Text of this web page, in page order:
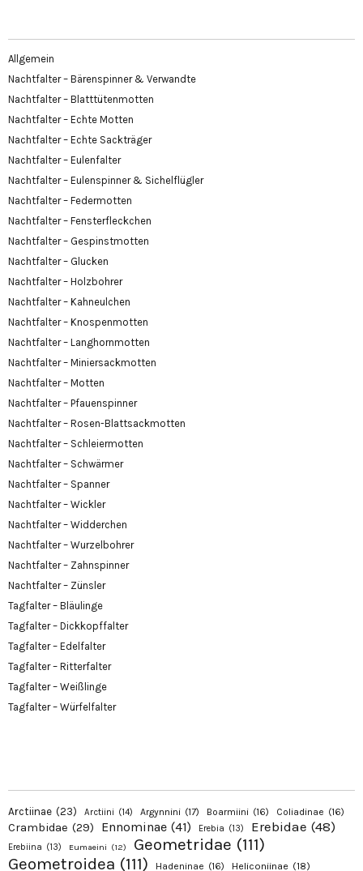
Allgemein
Nachtfalter – Bärenspinner & Verwandte
Nachtfalter – Blatttütenmotten
Nachtfalter – Echte Motten
Nachtfalter – Echte Sackträger
Nachtfalter – Eulenfalter
Nachtfalter – Eulenspinner & Sichelflügler
Nachtfalter – Federmotten
Nachtfalter – Fensterfleckchen
Nachtfalter – Gespinstmotten
Nachtfalter – Glucken
Nachtfalter – Holzbohrer
Nachtfalter – Kahneulchen
Nachtfalter – Knospenmotten
Nachtfalter – Langhornmotten
Nachtfalter – Miniersackmotten
Nachtfalter – Motten
Nachtfalter – Pfauenspinner
Nachtfalter – Rosen-Blattsackmotten
Nachtfalter – Schleiermotten
Nachtfalter – Schwärmer
Nachtfalter – Spanner
Nachtfalter – Wickler
Nachtfalter – Widderchen
Nachtfalter – Wurzelbohrer
Nachtfalter – Zahnspinner
Nachtfalter – Zünsler
Tagfalter – Bläulinge
Tagfalter – Dickkopffalter
Tagfalter – Edelfalter
Tagfalter – Ritterfalter
Tagfalter – Weißlinge
Tagfalter – Würfelfalter
Arctiinae (23) Arctiini (14) Argynnini (17) Boarmiini (16) Coliadinae (16)
Crambidae (29) Ennominae (41) Erebia (13) Erebidae (48)
Erebiina (13) Eumaeini (12) Geometridae (111)
Geometroidea (111) Hadeninae (16) Heliconiinae (18)